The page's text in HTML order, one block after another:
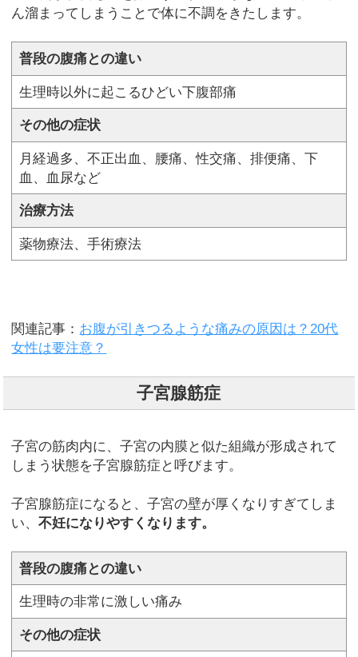
ん溜まってしまうことで体に不調をきたします。
普段の腹痛との違い
生理時以外に起こるひどい下腹部痛
その他の症状
月経過多、不正出血、腰痛、性交痛、排便痛、下
血、血尿など
治療方法
薬物療法、手術療法
関連記事： お腹が引きつるような痛みの原因は？20代
女性は要注意？
子宮腺筋症
子宮の筋肉内に、子宮の内膜と似た組織が形成されて
しまう状態を子宮腺筋症と呼びます。
子宮腺筋症になると、子宮の壁が厚くなりすぎてしま
い、不妊になりやすくなります。
普段の腹痛との違い
生理時の非常に激しい痛み
その他の症状